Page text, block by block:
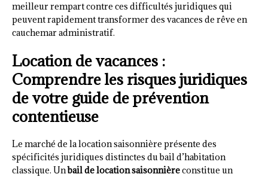
meilleur rempart contre ces difficultés juridiques qui
peuvent rapidement transformer des vacances de rêve en
cauchemar administratif.
Location de vacances :
Comprendre les risques juridiques
de votre guide de prévention
contentieuse
Le marché de la location saisonnière présente des
spécificités juridiques distinctes du bail d’habitation
classique. Unbail de location saisonnièreconstitue un